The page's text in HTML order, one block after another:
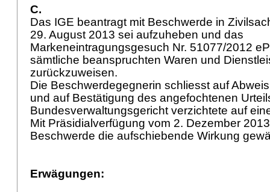
C.
Das IGE beantragt mit Beschwerde in
29. August 2013 sei aufzuheben und das
Markeneintragungsgesuch Nr. 51077/2012
sämtliche beanspruchten Waren und
zurückzuweisen.
Die Beschwerdegegnerin schliesst auf
und auf Bestätigung des angefochtenen
Bundesverwaltungsgericht verzichtete auf
Mit Präsidialverfügung vom 2. Dezember
Beschwerde die aufschiebende Wirkung
Erwägungen: